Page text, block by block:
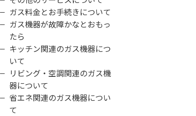
ガス料金とお手続きについて
ガス機器が故障かなとおもっ
たら
キッチン関連のガス機器につ
いて
リビング・空調関連のガス機
器について
省エネ関連のガス機器につい
て